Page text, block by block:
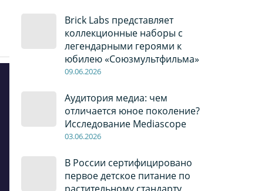
Brick Labs представляет
коллекционные наборы с
легендарными героями к
юбилею «Союзмультфильма»
09.06.2026
Аудитория медиа: чем
отличается юное поколение?
Исследование Mediascope
03.06.2026
В России сертифицировано
первое детское питание по